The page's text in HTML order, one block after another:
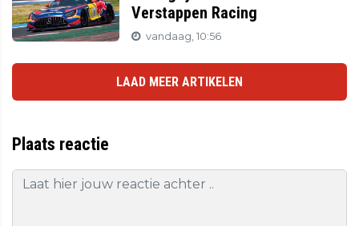
Verstappen Racing
vandaag, 10:56
LAAD MEER ARTIKELEN
Plaats reactie